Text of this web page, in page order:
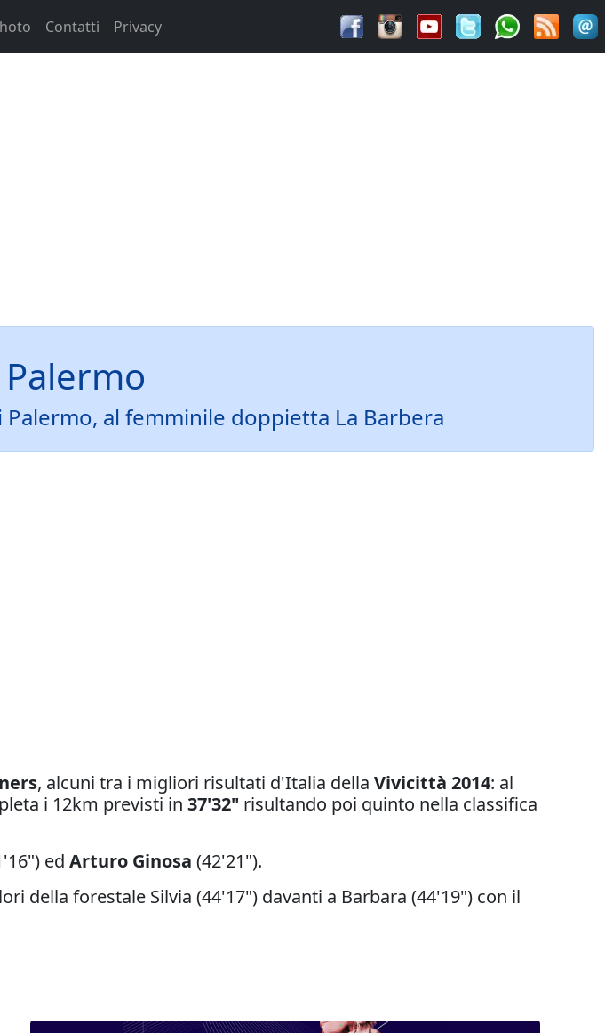
Contatti Privacy
al femminile doppietta La Barbera
, alcuni tra i migliori risultati d'Italia della Vivicittà 2014: al
i 12km previsti in 37'32" risultando poi quinto nella classifica
ed Arturo Ginosa (42'21").
della forestale Silvia (44'17") davanti a Barbara (44'19") con il